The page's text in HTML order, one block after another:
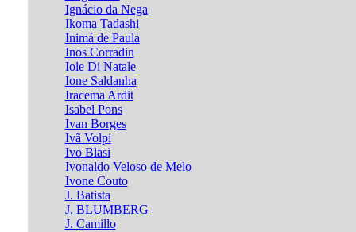
Ignácio da Nega
Ikoma Tadashi
Inimá de Paula
Inos Corradin
Iole Di Natale
Ione Saldanha
Iracema Ardit
Isabel Pons
Ivan Borges
Ivã Volpi
Ivo Blasi
Ivonaldo Veloso de Melo
Ivone Couto
J. Batista
J. BLUMBERG
J. Camillo